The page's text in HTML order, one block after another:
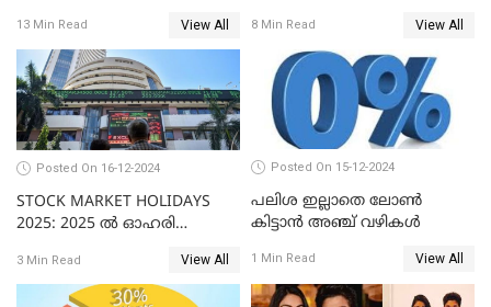
13 Min Read View All 8 Min Read View All
Posted On 16-12-2024
STOCK MARKET HOLIDAYS
2025: 2025 ൽ ഓഹരി
ദിനങ്ങൾ
3 Min Read View All
Posted On 15-12-2024
പലിശ ഇല്ലാതെ ലോൺ
കിട്ടാൻ അഞ്ച് വഴികൾ
1 Min Read View All